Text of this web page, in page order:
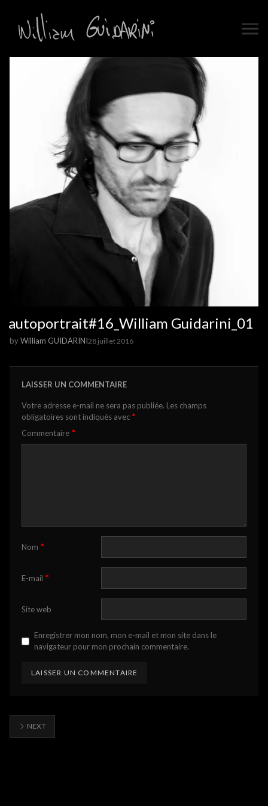
autoportrait#16_William Guidarini_01
byWilliam GUIDARINI28 juillet 2016
LAISSER UN COMMENTAIRE
Votre adresse e-mail ne sera pas publiée. Les champs
obligatoires sont indiqués avec *
Commentaire *
Nom *
E-mail *
Site web
Enregistrer mon nom, mon e-mail et mon site dans le
navigateur pour mon prochain commentaire.
NEXT